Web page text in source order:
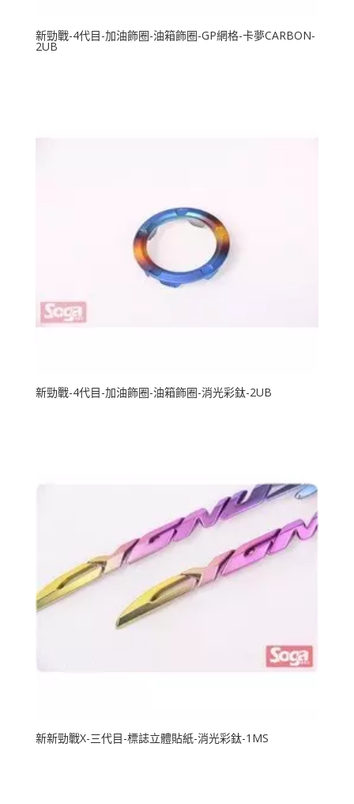
新勁戰-4代目-加油飾圈-油箱飾圈-GP網格-卡夢CARBON-
2UB
新勁戰-4代目-加油飾圈-油箱飾圈-消光彩鈦-2UB
新新勁戰X-三代目-標誌立體貼紙-消光彩鈦-1MS